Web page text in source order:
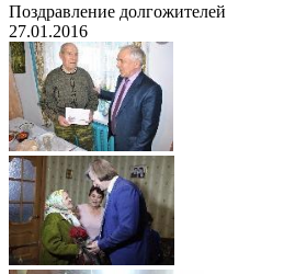
Поздравление долгожителей
27.01.2016